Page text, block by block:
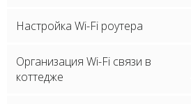
Настройка Wi-Fi роутера
Организация Wi-Fi связи в
коттедже